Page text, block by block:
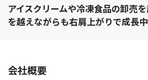
アイスクリームや冷凍食品の卸売
を越えながらも右肩上がりで成長中
会社概要